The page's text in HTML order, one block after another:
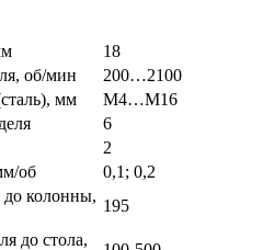
18
об/мин
200…2100
мм
М4…М16
6
2
об
0,1; 0,2
до колонны,
195
до стола,